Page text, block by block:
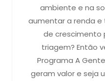
ambiente e na
aumentar a renda
de crescimento
triagem? Então
Programa A
geram valor e seja